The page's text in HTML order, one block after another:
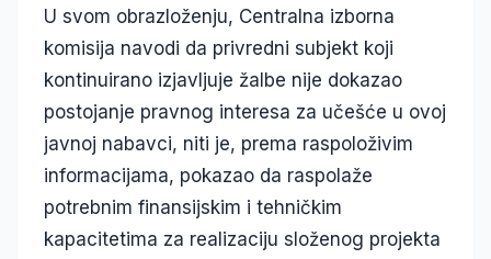
U svom obrazloženju, Centralna izborna
komisija navodi da privredni subjekt koji
kontinuirano izjavljuje žalbe nije dokazao
postojanje pravnog interesa za učešće u ovoj
javnoj nabavci, niti je, prema raspoloživim
informacijama, pokazao da raspolaže
potrebnim finansijskim i tehničkim
kapacitetima za realizaciju složenog projekta